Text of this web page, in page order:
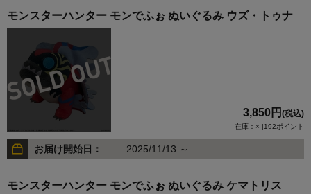
モンスターハンター モンでふぉ ぬいぐるみ ウズ・トゥナ
3,850円 (税込)
在庫：× |192ポイント
お届け開始日： 2025/11/13 ～
モンスターハンター モンでふぉ ぬいぐるみ ケマトリス